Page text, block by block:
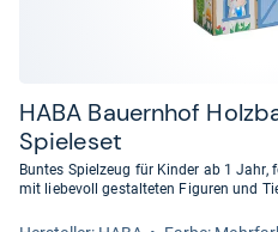
HABA Bau­ern­hof
Spie­le­set
Buntes Spielzeug für Kinder ab 1
mit liebevoll gestalteten Figuren und